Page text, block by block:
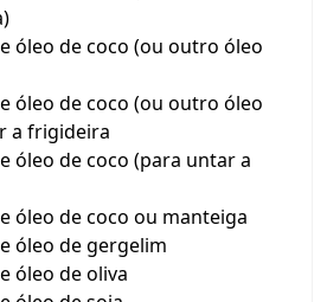
óleo de coco (ou outro óleo
óleo de coco (ou outro óleo
a frigideira
óleo de coco (para untar a
óleo de coco ou manteiga
óleo de gergelim
óleo de oliva